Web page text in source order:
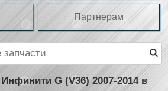
Партнерам
G (V36) 2007-2014 в